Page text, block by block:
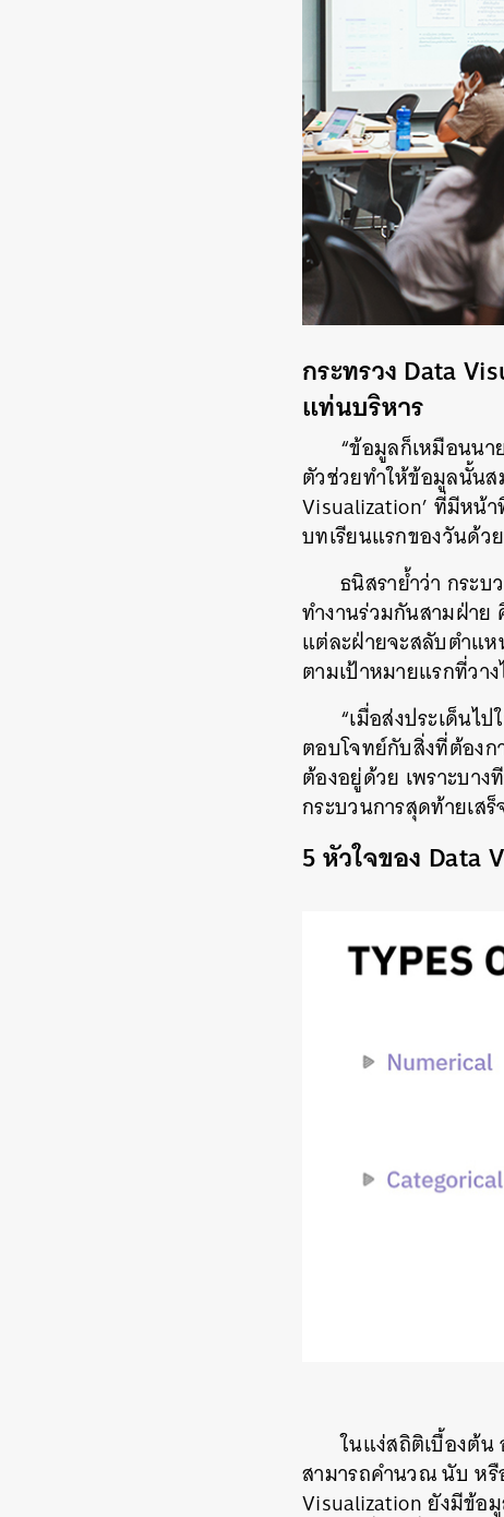
กระทรวง Data
แท่นบริหาร
“ข้อมูลก็เหมือนนา
ตัวช่วยทำให้ข้อมูลนั้นส
Visualization’ ที่มีหน้า
บทเรียนแรกของวันด้ว
ธนิสราย้ำว่า กระ
ทำงานร่วมกันสามฝ่า
แต่ละฝ่ายจะสลับตำแ
ตามเป้าหมายแรกที่วาง
“เมื่อส่งประเด็น
ตอบโจทย์กับสิ่งที่ต้องก
ต้องอยู่ด้วย เพราะบา
กระบวนการสุดท้ายเส
5 หัวใจของ Data
ในแง่สถิติเบื้องต้
สามารถคำนวณ นับ หรื
Visualization ยังมีข้อ
ค้นห